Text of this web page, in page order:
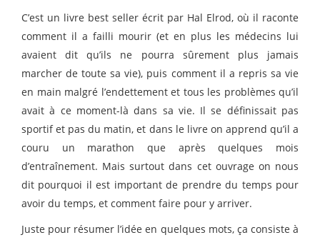
C’est un livre best seller écrit par Hal Elrod, où il raconte
comment il a failli mourir (et en plus les médecins lui
avaient dit qu’ils ne pourra sûrement plus jamais
marcher de toute sa vie), puis comment il a repris sa vie
en main malgré l’endettement et tous les problèmes qu’il
avait à ce moment-là dans sa vie. Il se définissait pas
sportif et pas du matin, et dans le livre on apprend qu’il a
couru un marathon que après quelques mois
d’entraînement. Mais surtout dans cet ouvrage on nous
dit pourquoi il est important de prendre du temps pour
avoir du temps, et comment faire pour y arriver.
Juste pour résumer l’idée en quelques mots, ça consiste à